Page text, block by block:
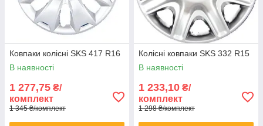
Ковпаки колісні SKS 417 R16
В наявності
1 277,75 ₴/
комплект
1 345 ₴/комплект
Колісні ковпаки SKS 332 R15
В наявності
1 233,10 ₴/
комплект
1 298 ₴/комплект